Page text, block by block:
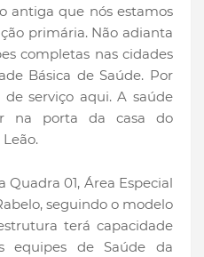
antiga que nós estamos
primária. Não adianta
completas nas cidades
Básica de Saúde. Por
de serviço aqui. A saúde
na porta da casa do
Quadra 01, Área Especial
seguindo o modelo
terá capacidade
equipes de Saúde da